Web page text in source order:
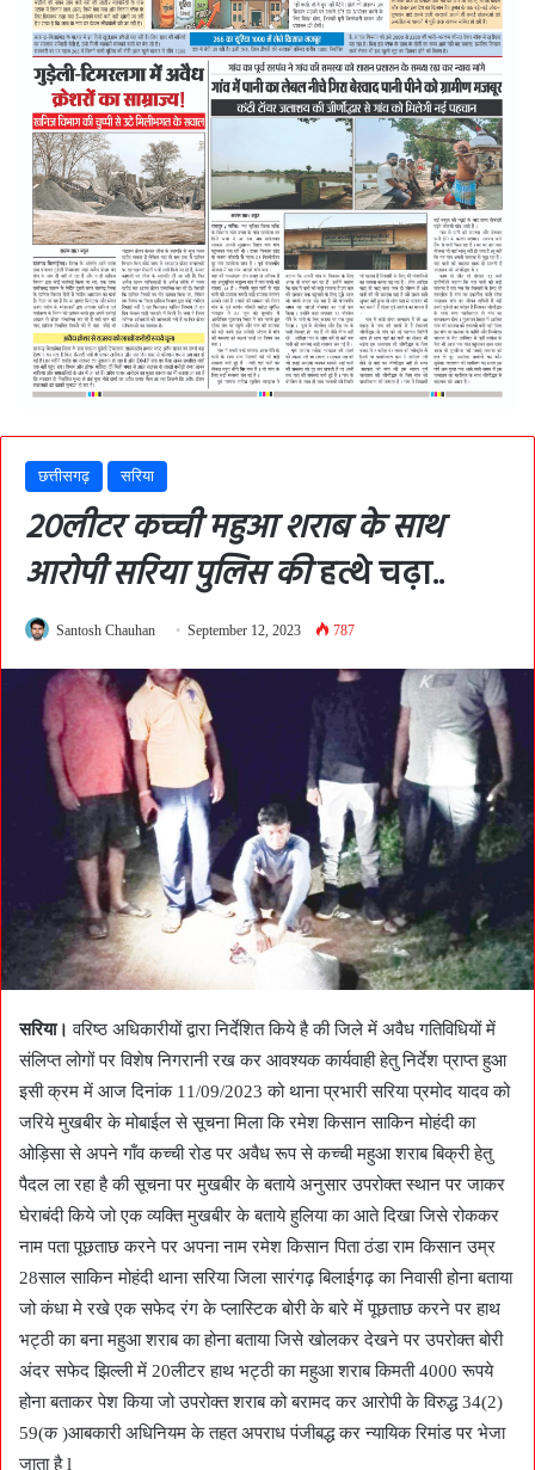
छत्तीसगढ़ सरिया
20लीटर कच्ची महुआ शराब के साथ
आरोपी सरिया पुलिस कीहत्थे चढ़ा..
Santosh Chauhan September 12, 2023 787
सरिया। वरिष्ठ अधिकारीयों द्वारा निर्देशित किये है की जिले में अवैध गतिविधियों में
संलिप्त लोगों पर विशेष निगरानी रख कर आवश्यक कार्यवाही हेतु निर्देश प्राप्त हुआ
इसी क्रम में आज दिनांक 11/09/2023 को थाना प्रभारी सरिया प्रमोद यादव को
जरिये मुखबीर के मोबाईल से सूचना मिला कि रमेश किसान साकिन मोहंदी का
ओड़िसा से अपने गाँव कच्ची रोड पर अवैध रूप से कच्ची महुआ शराब बिक्री हेतु
पैदल ला रहा है की सूचना पर मुखबीर के बताये अनुसार उपरोक्त स्थान पर जाकर
घेराबंदी किये जो एक व्यक्ति मुखबीर के बताये हुलिया का आते दिखा जिसे रोककर
नाम पता पूछताछ करने पर अपना नाम रमेश किसान पिता ठंडा राम किसान उम्र
28साल साकिन मोहंदी थाना सरिया जिला सारंगढ़ बिलाईगढ़ का निवासी होना बताया
जो कंधा मे रखे एक सफेद रंग के प्लास्टिक बोरी के बारे में पूछताछ करने पर हाथ
भट्ठी का बना महुआ शराब का होना बताया जिसे खोलकर देखने पर उपरोक्त बोरी
अंदर सफेद झिल्ली में 20लीटर हाथ भट्ठी का महुआ शराब किमती 4000 रूपये
होना बताकर पेश किया जो उपरोक्त शराब को बरामद कर आरोपी के विरुद्ध 34(2)
59(क )आबकारी अधिनियम के तहत अपराध पंजीबद्ध कर न्यायिक रिमांड पर भेजा
जाता है l